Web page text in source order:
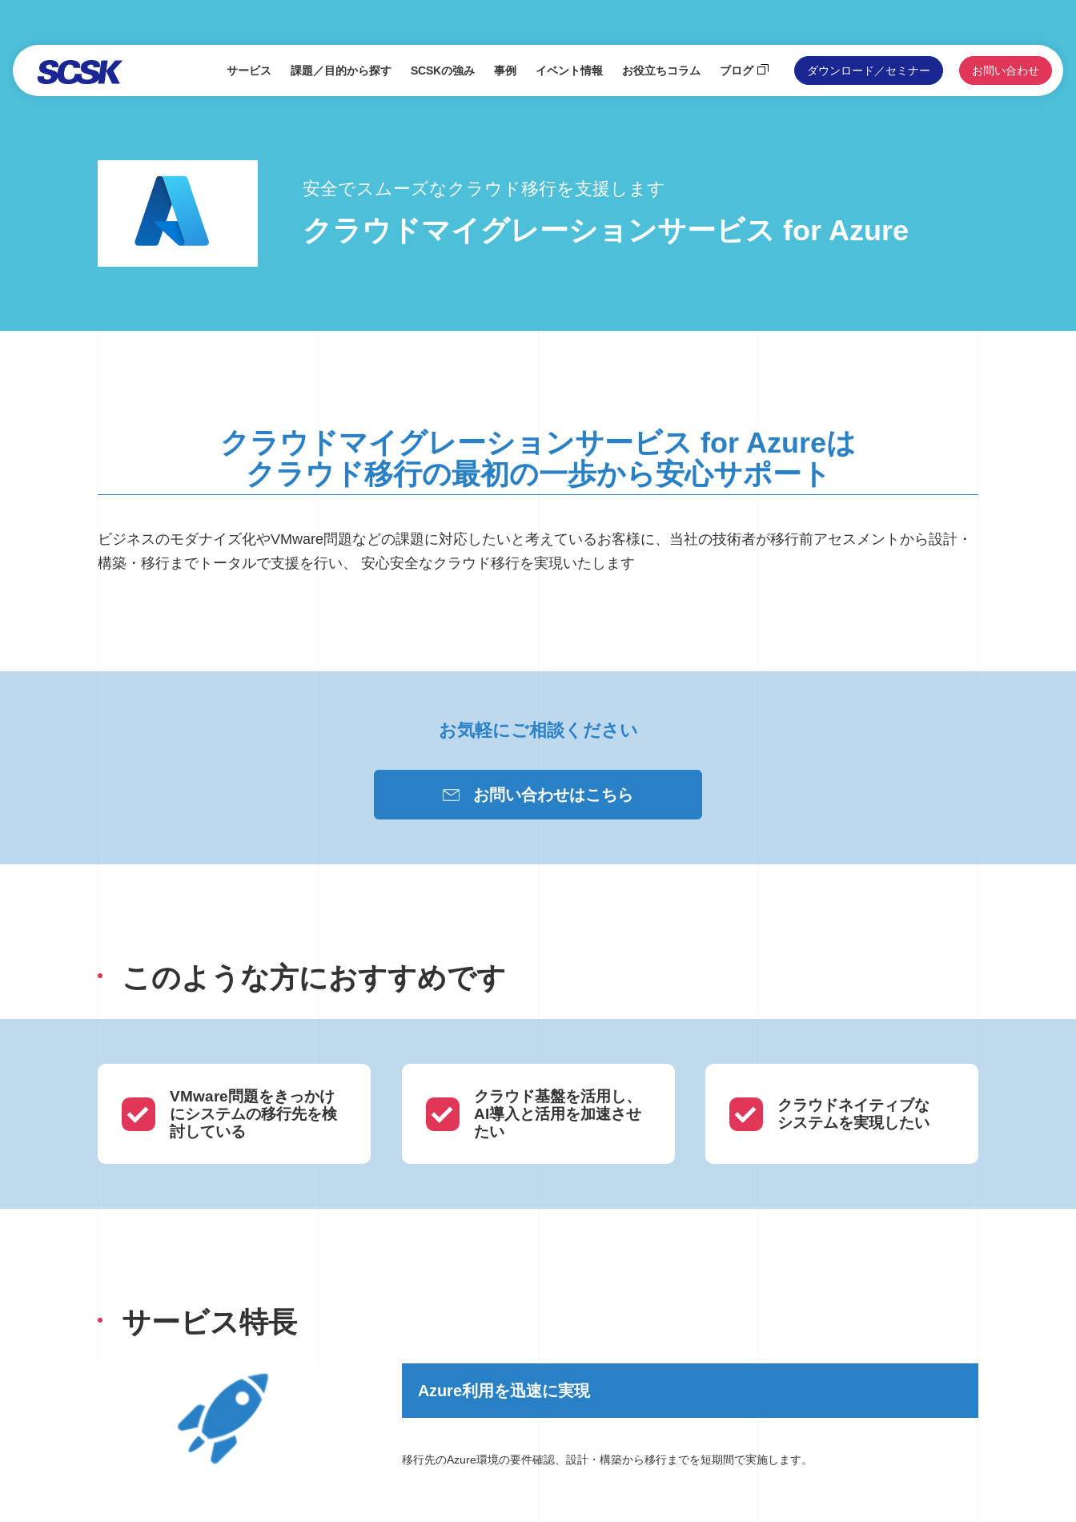
サービス 課題／目的から探す SCSKの強み 事例 イベント情報 お役立ちコラム ブログ ダウンロード／セミナー お問い合わせ
安全でスムーズなクラウド移行を支援します
クラウドマイグレーションサービス for Azure
クラウドマイグレーションサービス for Azureは
クラウド移行の最初の一歩から安心サポート
ビジネスのモダナイズ化やVMware問題などの課題に対応したいと考えているお客様に、当社の技術者が移行前アセスメントから設計・
構築・移行までトータルで支援を行い、 安心安全なクラウド移行を実現いたします
お気軽にご相談ください
お問い合わせはこちら
このような方におすすめです
VMware問題をきっかけ
にシステムの移行先を検
討している
クラウド基盤を活用し、
AI導入と活用を加速させ
たい
クラウドネイティブな
システムを実現したい
サービス特長
Azure利用を迅速に実現
移行先のAzure環境の要件確認、設計・構築から移行までを短期間で実施します。